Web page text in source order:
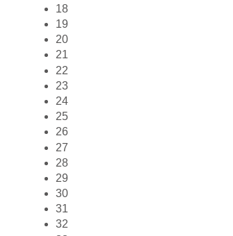
18
19
20
21
22
23
24
25
26
27
28
29
30
31
32